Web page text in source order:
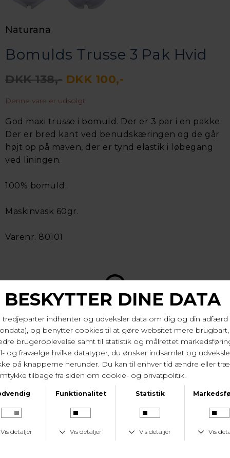
Naturana
Bomulds Trusse 3 Pak Hvid
DKK 138,- DKK 100,-
Denne vare er udsolgt
God maxi trusse i bomuld. Der er 3 par i en pakke.
Der er bred kant ved benudskæringen og de går
højt op på maven, der er tynd elastik i løbegang
ved liningen.
100% bomuld.
Maskinvask 60gr.
Varenr. 80101
LEVERINGSTID
1-2 hverdage
KUNDESERVICE
Tlf. 24 59 87 63